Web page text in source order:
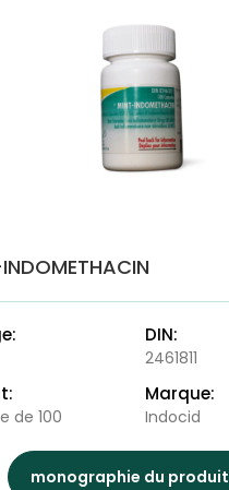
DIN:
2461811
de 100
Marque:
Indocid
monographie du produit